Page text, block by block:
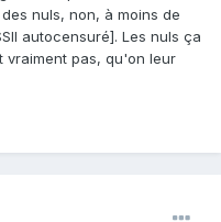
nuls, non, à moins de
autocensuré]. Les nuls ça
vraiment pas, qu'on leur